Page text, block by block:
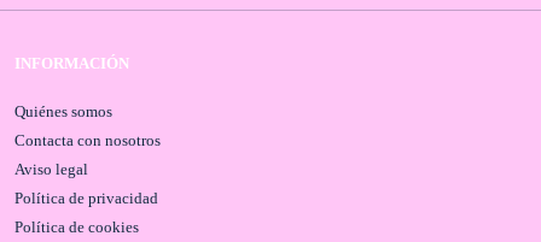
INFORMACIÓN
Quiénes somos
Contacta con nosotros
Aviso legal
Política de privacidad
Política de cookies